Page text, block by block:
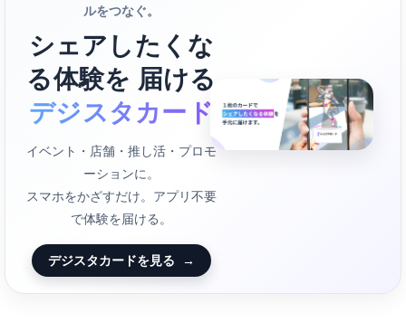
ルをつなぐ。
シェアしたくな
る体験を 届ける
デジスタカード
イベント・店舗・推し活・プロモ
ーションに。
スマホをかざすだけ。アプリ不要
で体験を届ける。
デジスタカードを見る →